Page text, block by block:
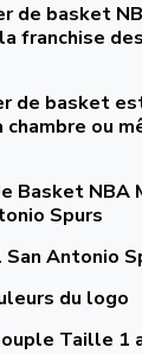
de basket
franchise
de basket
ou
Basket NBA
Spurs
Antonio
du logo
Taille 1